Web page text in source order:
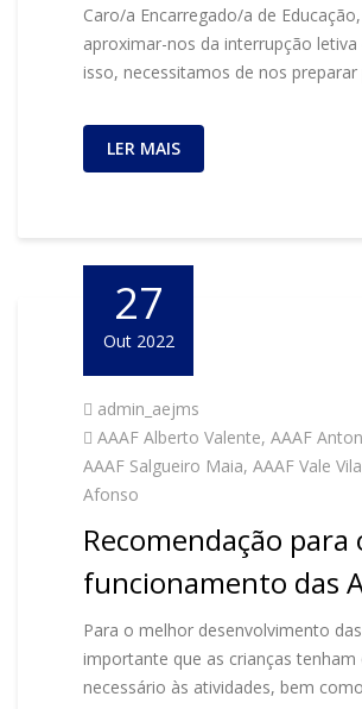
Caro/a Encarregado/a de
aproximar-nos da interrupção
isso, necessitamos de nos preparar
LER MAIS
27
Out 2022
admin_aejms
AAAF Alberto Valente, AAAF
AAAF Salgueiro Maia, AAAF Vale Vila
Afonso
Recomendação para
funcionamento das
Para o melhor desenvolvimento
importante que as crianças tenham
necessário às atividades, bem